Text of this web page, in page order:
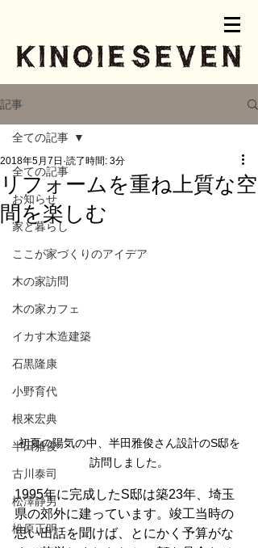
記事
全ての記事
お知らせ
家と暮らし
ここが家づくりのアイデア
木の家訪問
木の家カフェ
イカす木造建築
石黒隆康
小野育代
根來宏典
半田雅俊
古川泰司
松澤静男
松原正明
全ての記事
リフォームを重ね上質な空
間を楽しむ
2018年5月7日 読了時間: 3分
初夏の陽気の中、半田雅俊さん設計のS邸を
訪問しました。
1995年に完成したS邸は築23年、埼玉
県の郊外に建っています。竣工当時の
思い出話を聞けば、とにかく予算がな